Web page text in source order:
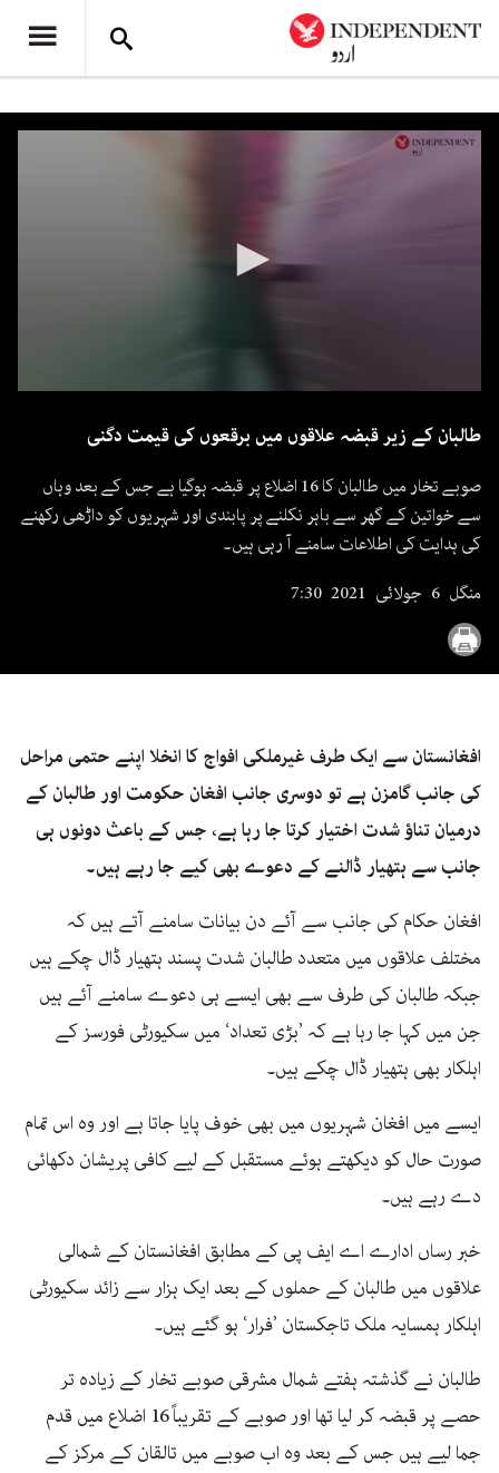
seconds
طالبان کے زیر قبضہ علاقوں میں برقعوں کی قیمت دگنی
صوبے تخار میں طالبان کا 16 اضلاع پر قبضہ ہوگیا ہے جس کے بعد وہاں
سے خواتین کے گھر سے باہر نکلنے پر پابندی اور شہریوں کو داڑھی رکھنے
کی ہدایت کی اطلاعات سامنے آ رہی ہیں۔
منگل 6 جولائی 2021 7:30
افغانستان سے ایک طرف غیرملکی افواج کا انخلا اپنے حتمی مراحل
کی جانب گامزن ہے تو دوسری جانب افغان حکومت اور طالبان کے
درمیان تناؤ شدت اختیار کرتا جا رہا ہے، جس کے باعث دونوں ہی
جانب سے ہتھیار ڈالنے کے دعوے بھی کیے جا رہے ہیں۔
افغان حکام کی جانب سے آئے دن بیانات سامنے آتے ہیں کہ
مختلف علاقوں میں متعدد طالبان شدت پسند ہتھیار ڈال چکے ہیں
جبکہ طالبان کی طرف سے بھی ایسے ہی دعوے سامنے آئے ہیں
جن میں کہا جا رہا ہے کہ ’بڑی تعداد‘ میں سکیورٹی فورسز کے
اہلکار بھی ہتھیار ڈال چکے ہیں۔
ایسے میں افغان شہریوں میں بھی خوف پایا جاتا ہے اور وہ اس تمام
صورت حال کو دیکھتے ہوئے مستقبل کے لیے کافی پریشان دکھائی
دے رہے ہیں۔
خبر رساں ادارے اے ایف پی کے مطابق افغانستان کے شمالی
علاقوں میں طالبان کے حملوں کے بعد ایک ہزار سے زائد سکیورٹی
اہلکار ہمسایہ ملک تاجکستان ’فرار‘ ہو گئے ہیں۔
طالبان نے گذشتہ ہفتے شمال مشرقی صوبے تخار کے زیادہ تر
حصے پر قبضہ کر لیا تھا اور صوبے کے تقریباً 16 اضلاع میں قدم
جما لیے ہیں جس کے بعد وہ اب صوبے میں تالقان کے مرکز کے